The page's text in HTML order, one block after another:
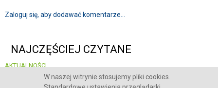
W naszej witrynie stosujemy pliki cookies.
Zaloguj się, aby dodawać komentarze...
NAJCZĘŚCIEJ CZYTANE
AKTUALNOŚCI
System kaucyjny, recykling i bezpieczeństwo infrastruktury - POLECO 2026
skupia się na kluczowych wyzwaniach rynku